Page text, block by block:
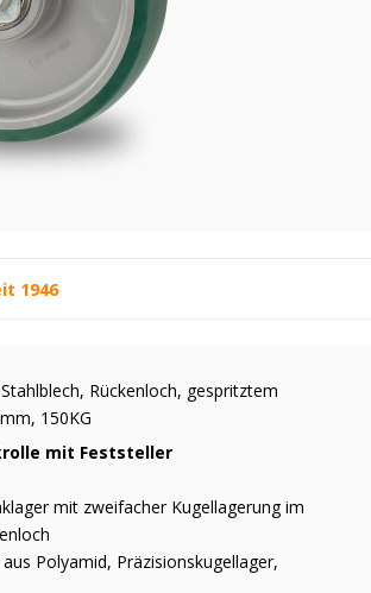
1946
Rückenloch, gespritztem
150KG
mit Feststeller
mit zweifacher Kugellagerung im
Polyamid, Präzisionskugellager,